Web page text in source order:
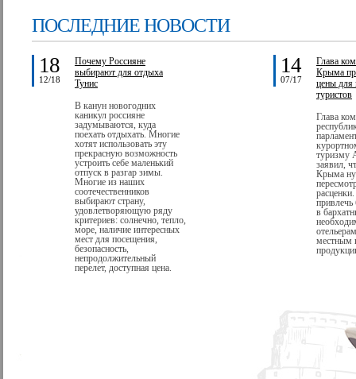
ПОСЛЕДНИЕ НОВОСТИ
18
12/18
Почему Россияне
выбирают для отдыха
Тунис
В канун новогодних
каникул россияне
задумываются, куда
поехать отдыхать. Многие
хотят использовать эту
прекрасную возможность
устроить себе маленький
отпуск в разгар зимы.
Многие из наших
соотечественников
выбирают страну,
удовлетворяющую ряду
критериев: солнечно, тепло,
море, наличие интересных
мест для посещения,
безопасность,
непродолжительный
перелет, доступная цена.
14
07/17
Глава
Крыма
цены для
туристов
Глава
туризму
заявил,
Крыма
привлечь
в
местным